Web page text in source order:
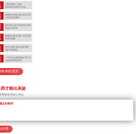
小初高辅导一起做
对高考应试教学不专业
根据招生情况 临时决定开设
小初高任意课程
非封闭式(或“半封闭式”)管理
非集中式管理
照搬同行教学流程 学到表面
依葫芦画瓢
作坊式课堂 硬件条件局限
很多只能将就
一个班主任老师带多个班 无
法做到精细化管理
机构的差距
才能出高徒
掌握高考核心考点
足的要求
名师